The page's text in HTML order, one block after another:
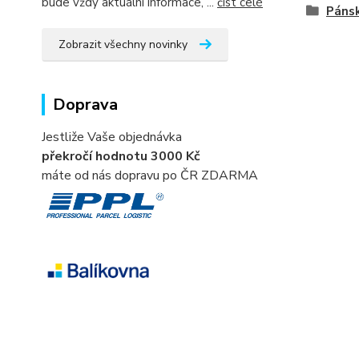
Zobrazit všechny novinky
Doprava
Jestliže Vaše objednávka
překročí hodnotu 3000 Kč
máte od nás dopravu po ČR ZDARMA